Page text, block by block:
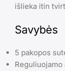
išlieka itin
Savybės
5 pakopos